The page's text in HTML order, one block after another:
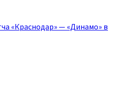
«Краснодар» — «Динамо» в